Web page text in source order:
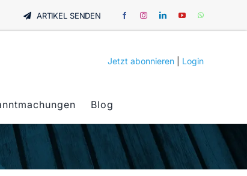
ARTIKEL SENDEN
Jetzt abonnieren Login
Blog